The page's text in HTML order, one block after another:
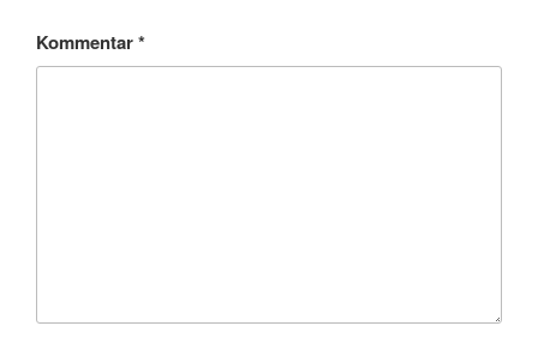
Kommentar*